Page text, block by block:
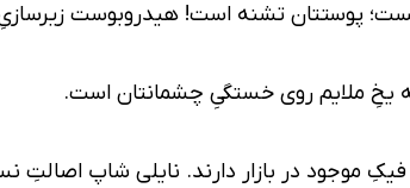
پوستتان تشنه است! هیدروبوست
یخِ ملایم روی خستگیِ چشمانتان است.
موجود در بازار دارند. نایلی شاپ اصالتِ